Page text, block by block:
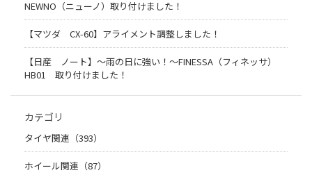
NEWNO（ニューノ）取り付けました！
【マツダ CX-60】アライメント調整しました！
【日産 ノート】～雨の日に強い！～FINESSA（フィネッサ）
HB01 取り付けました！
カテゴリ
タイヤ関連（393）
ホイール関連（87）